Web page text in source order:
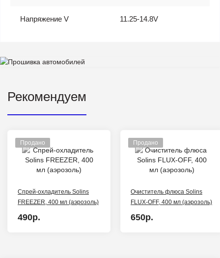
Напряжение V 11.25-14.8V
Рекомендуем
Продано
Спрей-охладитель Solins
FREEZER, 400 мл (аэрозоль)
490р.
Продано
Очиститель флюса Solins
FLUX-OFF, 400 мл (аэрозоль)
650р.